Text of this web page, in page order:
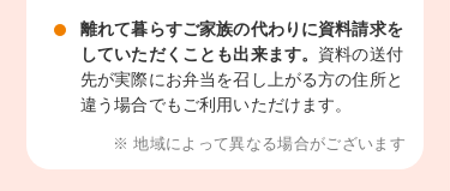
離れて暮らすご家族の代わりに資料請求を
していただくことも出来ます。 資料の送付
先が実際にお弁当を召し上がる方の住所と
違う場合でもご利用いただけます。
※ 地域によって異なる場合がございます